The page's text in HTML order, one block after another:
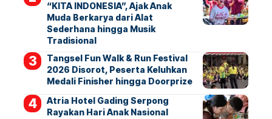
“KITA INDONESIA”, Ajak Anak
Muda Berkarya dari Alat
Sederhana hingga Musik
Tradisional
Tangsel Fun Walk & Run Festival
2026 Disorot, Peserta Keluhkan
Medali Finisher hingga Doorprize
Atria Hotel Gading Serpong
Rayakan Hari Anak Nasional